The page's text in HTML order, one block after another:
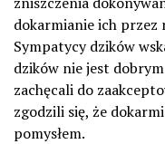
dokarmianie ich przez
Sympatycy dzików
dzików nie jest
zachęcali do
zgodzili się, że
pomysłem.